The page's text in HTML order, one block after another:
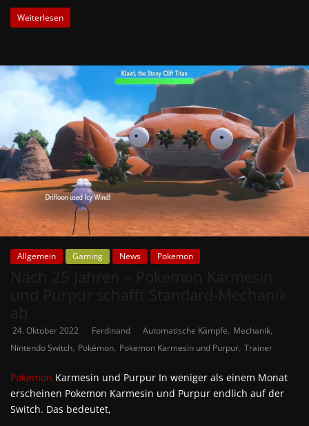
Weiterlesen
Allgemein Gaming News Pokemon
24. Oktober 2022 Ferdinand Automatische Kämpfe, Mechanik,
Nintendo Switch, Pokémon, Pokemon Karmesin und Purpur, Trainer
Pokemon Karmesin und Purpur In weniger als einem Monat
erscheinen Pokemon Karmesin und Purpur endlich auf der
Switch. Das bedeutet,